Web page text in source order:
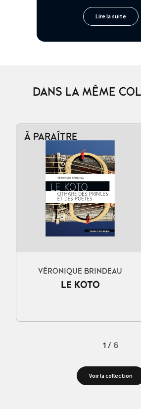
Lire la suite
DANS LA MÊME
À PARAÎTRE
VÉRONIQUE BRINDEAU
LE KOTO
1 / 6
Voir la collection